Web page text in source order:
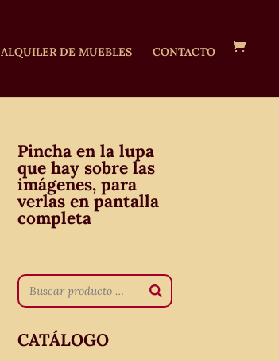
ALQUILER DE MUEBLES CONTACTO
Pincha en la lupa
que hay sobre las
imágenes, para
verlas en pantalla
completa
CATÁLOGO